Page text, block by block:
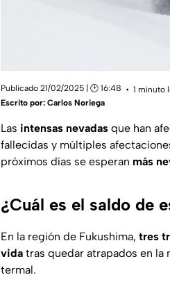
Publicado 21/02/2025 | 🕑 16:48
1 minuto
Escrito por: Carlos Noriega
Las intensas nevadas que han
fallecidas y múltiples
próximos días se esperan más
¿Cuál es el saldo de
En la región de Fukushima, tres
vida tras quedar atrapados en la
termal.